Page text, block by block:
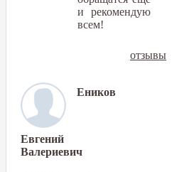
и рекомендую
всем!
Еников
Евгений
Валериевич
отзывы